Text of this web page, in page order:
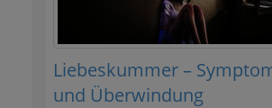
Liebeskummer –
und Überwindung